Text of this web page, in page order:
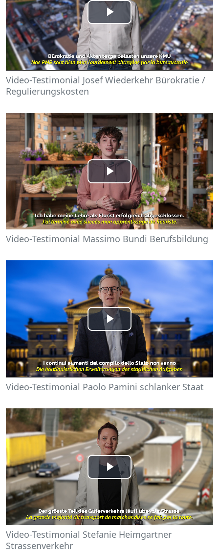
Play
Video
Video-Testimonial Josef Wiederkehr Bürokratie /
Regulierungskosten
Play
Video
Video-Testimonial Massimo Bundi Berufsbildung
Play
Video
Video-Testimonial Paolo Pamini schlanker Staat
Play
Video
Video-Testimonial Stefanie Heimgartner
Strassenverkehr